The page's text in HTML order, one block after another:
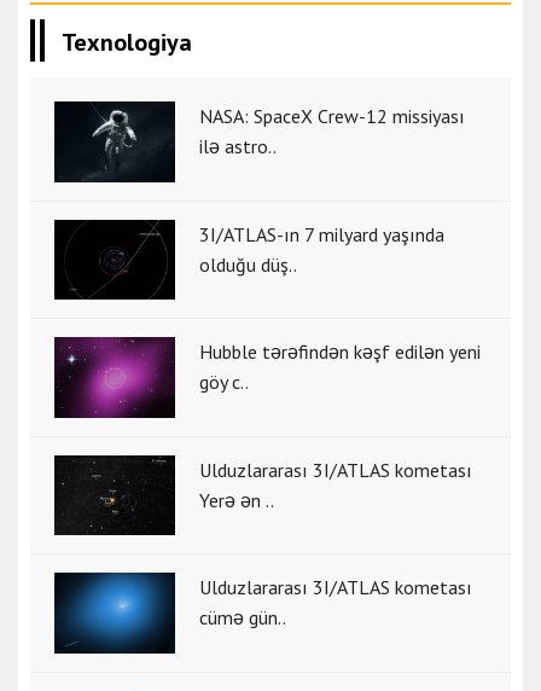
Texnologiya
NASA: SpaceX Crew-12 missiyası
ilə astro..
3I/ATLAS-ın 7 milyard yaşında
olduğu düş..
Hubble tərəfindən kəşf edilən yeni
göy c..
Ulduzlararası 3I/ATLAS kometası
Yerə ən ..
Ulduzlararası 3I/ATLAS kometası
cümə gün..